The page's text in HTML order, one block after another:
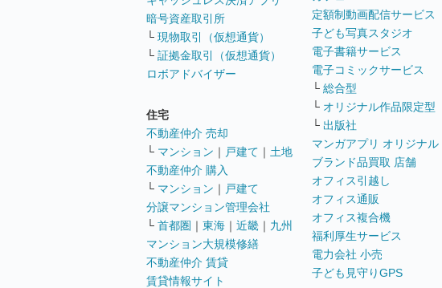
暗号資産取引所
└ 現物取引（仮想通貨）
└ 証拠金取引（仮想通貨）
ロボアドバイザー
住宅
不動産仲介 売却
└ マンション ｜ 戸建て ｜ 土地
不動産仲介 購入
└ マンション ｜ 戸建て
分譲マンション管理会社
└ 首都圏 ｜ 東海 ｜ 近畿 ｜ 九州
マンション大規模修繕
不動産仲介 賃貸
賃貸情報サイト
定額制動画配信サービス
子ども写真スタジオ
電子書籍サービス
電子コミックサービス
└ 総合型
└ オリジナル作品限定型
└ 出版社
マンガアプリ オリジナル
ブランド品買取 店舗
オフィス引越し
オフィス通販
オフィス複合機
福利厚生サービス
電力会社 小売
子ども見守りGPS